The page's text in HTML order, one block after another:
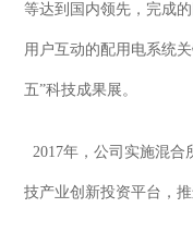
等达到国内领先，完成
用户互动的配用电系统
五”科技成果展。
2017年，公司实施混
技产业创新投资平台，推